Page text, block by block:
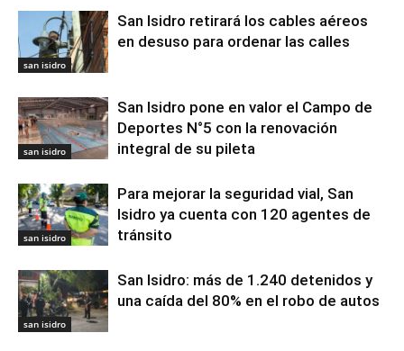
san isidro
San Isidro retirará los cables aéreos
en desuso para ordenar las calles
san isidro
San Isidro pone en valor el Campo de
Deportes N°5 con la renovación
integral de su pileta
san isidro
Para mejorar la seguridad vial, San
Isidro ya cuenta con 120 agentes de
tránsito
san isidro
San Isidro: más de 1.240 detenidos y
una caída del 80% en el robo de autos